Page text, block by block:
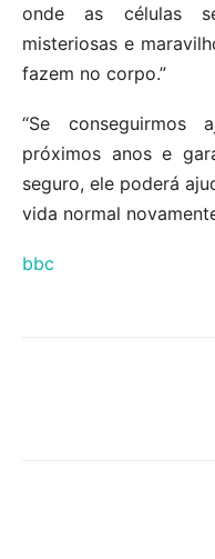
onde as células
misteriosas e
fazem no corpo.”
“Se conseguirmos
próximos anos e
seguro, ele poderá
vida normal
bbc